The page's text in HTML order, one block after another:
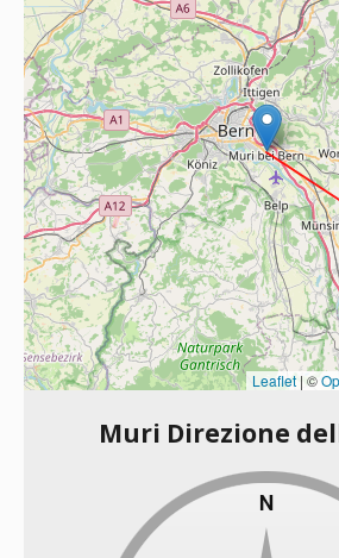
Leaflet | ©
Muri Direzione